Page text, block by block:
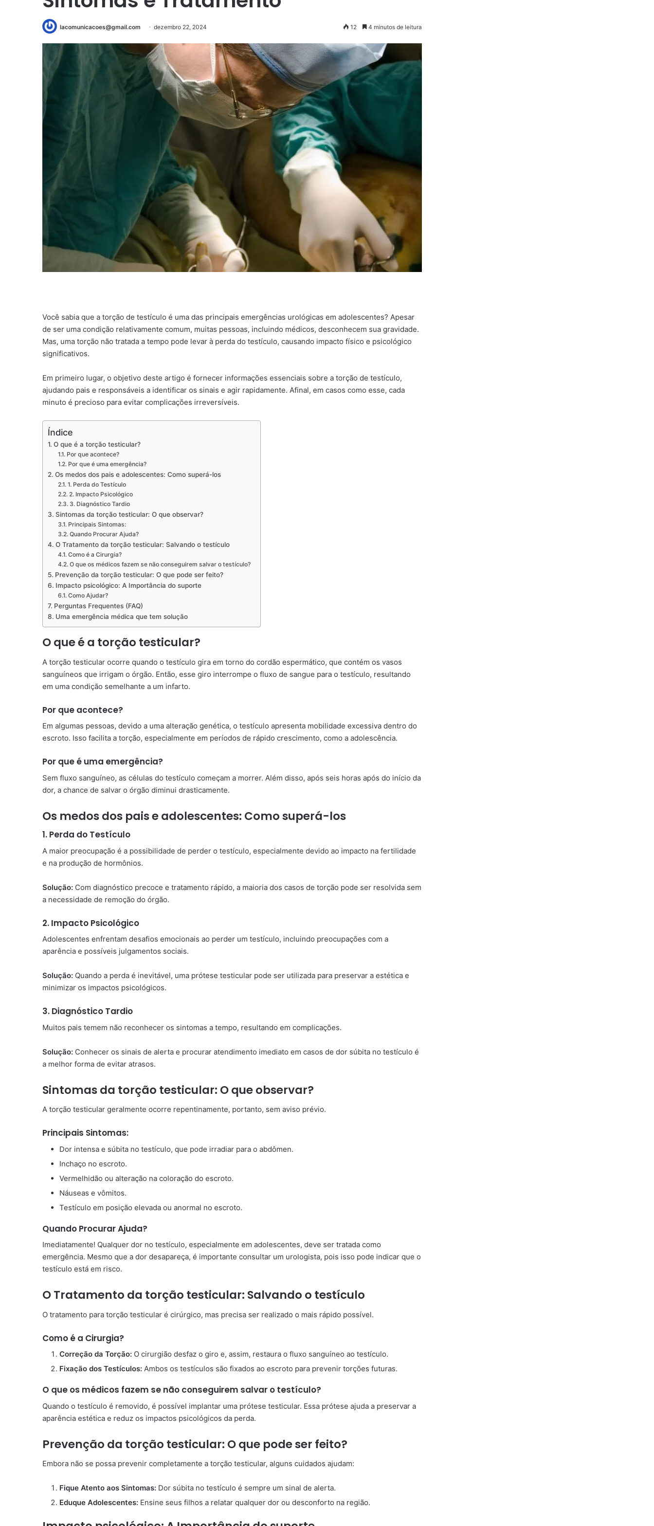
lacomunicacoes@gmail.com dezembro 22, 2024 12 4 minutos de leitura
Você sabia que a torção de testículo é uma das principais emergências urológicas em adolescentes? Apesar
de ser uma condição relativamente comum, muitas pessoas, incluindo médicos, desconhecem sua gravidade.
Mas, uma torção não tratada a tempo pode levar à perda do testículo, causando impacto físico e psicológico
significativos.
Em primeiro lugar, o objetivo deste artigo é fornecer informações essenciais sobre a torção de testículo,
ajudando pais e responsáveis a identificar os sinais e agir rapidamente. Afinal, em casos como esse, cada
minuto é precioso para evitar complicações irreversíveis.
Índice
O que é a torção testicular?
Por que acontece?
Por que é uma emergência?
Os medos dos pais e adolescentes: Como superá-los
1. Perda do Testículo
2. Impacto Psicológico
3. Diagnóstico Tardio
Sintomas da torção testicular: O que observar?
Principais Sintomas:
Quando Procurar Ajuda?
O Tratamento da torção testicular: Salvando o testículo
Como é a Cirurgia?
O que os médicos fazem se não conseguirem salvar o testículo?
Prevenção da torção testicular: O que pode ser feito?
Impacto psicológico: A Importância do suporte
Como Ajudar?
Perguntas Frequentes (FAQ)
Uma emergência médica que tem solução
O que é a torção testicular?
A torção testicular ocorre quando o testículo gira em torno do cordão espermático, que contém os vasos
sanguíneos que irrigam o órgão. Então, esse giro interrompe o fluxo de sangue para o testículo, resultando
em uma condição semelhante a um infarto.
Por que acontece?
Em algumas pessoas, devido a uma alteração genética, o testículo apresenta mobilidade excessiva dentro do
escroto. Isso facilita a torção, especialmente em períodos de rápido crescimento, como a adolescência.
Por que é uma emergência?
Sem fluxo sanguíneo, as células do testículo começam a morrer. Além disso, após seis horas após do início da
dor, a chance de salvar o órgão diminui drasticamente.
Os medos dos pais e adolescentes: Como superá-los
1. Perda do Testículo
A maior preocupação é a possibilidade de perder o testículo, especialmente devido ao impacto na fertilidade
e na produção de hormônios.
Solução: Com diagnóstico precoce e tratamento rápido, a maioria dos casos de torção pode ser resolvida sem
a necessidade de remoção do órgão.
2. Impacto Psicológico
Adolescentes enfrentam desafios emocionais ao perder um testículo, incluindo preocupações com a
aparência e possíveis julgamentos sociais.
Solução: Quando a perda é inevitável, uma prótese testicular pode ser utilizada para preservar a estética e
minimizar os impactos psicológicos.
3. Diagnóstico Tardio
Muitos pais temem não reconhecer os sintomas a tempo, resultando em complicações.
Solução: Conhecer os sinais de alerta e procurar atendimento imediato em casos de dor súbita no testículo é
a melhor forma de evitar atrasos.
Sintomas da torção testicular: O que observar?
A torção testicular geralmente ocorre repentinamente, portanto, sem aviso prévio.
Principais Sintomas:
Dor intensa e súbita no testículo, que pode irradiar para o abdômen.
Inchaço no escroto.
Vermelhidão ou alteração na coloração do escroto.
Náuseas e vômitos.
Testículo em posição elevada ou anormal no escroto.
Quando Procurar Ajuda?
Imediatamente! Qualquer dor no testículo, especialmente em adolescentes, deve ser tratada como
emergência. Mesmo que a dor desapareça, é importante consultar um urologista, pois isso pode indicar que o
testículo está em risco.
O Tratamento da torção testicular: Salvando o testículo
O tratamento para torção testicular é cirúrgico, mas precisa ser realizado o mais rápido possível.
Como é a Cirurgia?
Correção da Torção: O cirurgião desfaz o giro e, assim, restaura o fluxo sanguíneo ao testículo.
Fixação dos Testículos: Ambos os testículos são fixados ao escroto para prevenir torções futuras.
O que os médicos fazem se não conseguirem salvar o testículo?
Quando o testículo é removido, é possível implantar uma prótese testicular. Essa prótese ajuda a preservar a
aparência estética e reduz os impactos psicológicos da perda.
Prevenção da torção testicular: O que pode ser feito?
Embora não se possa prevenir completamente a torção testicular, alguns cuidados ajudam:
Fique Atento aos Sintomas: Dor súbita no testículo é sempre um sinal de alerta.
Eduque Adolescentes: Ensine seus filhos a relatar qualquer dor ou desconforto na região.